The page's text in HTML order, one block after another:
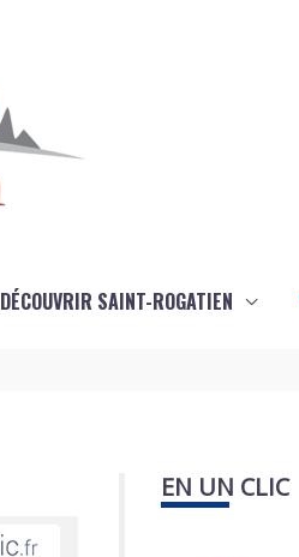
DÉCOUVRIR SAINT-ROGATIEN
EN UN CLIC